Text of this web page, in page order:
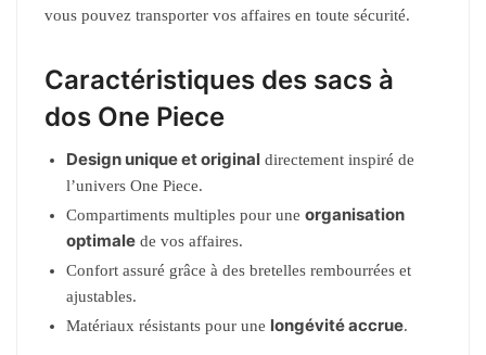
vous pouvez transporter vos affaires en toute sécurité.
Caractéristiques des sacs à
dos One Piece
Design unique et original directement inspiré de
l’univers One Piece.
Compartiments multiples pour une organisation
optimale de vos affaires.
Confort assuré grâce à des bretelles rembourrées et
ajustables.
Matériaux résistants pour une longévité accrue.